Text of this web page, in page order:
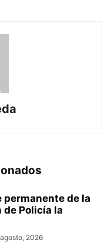
permanente de la
Policía la
2026